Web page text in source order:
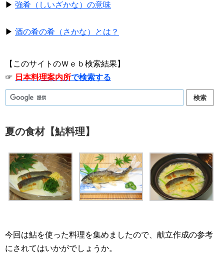
▶ 強肴（しいざかな）の意味
▶ 酒の肴の肴（さかな）とは？
【このサイトのＷｅｂ検索結果】
☞ 日本料理案内所で検索する
夏の食材【鮎料理】
今回は鮎を使った料理を集めましたので、献立作成の参考
にされてはいかがでしょうか。